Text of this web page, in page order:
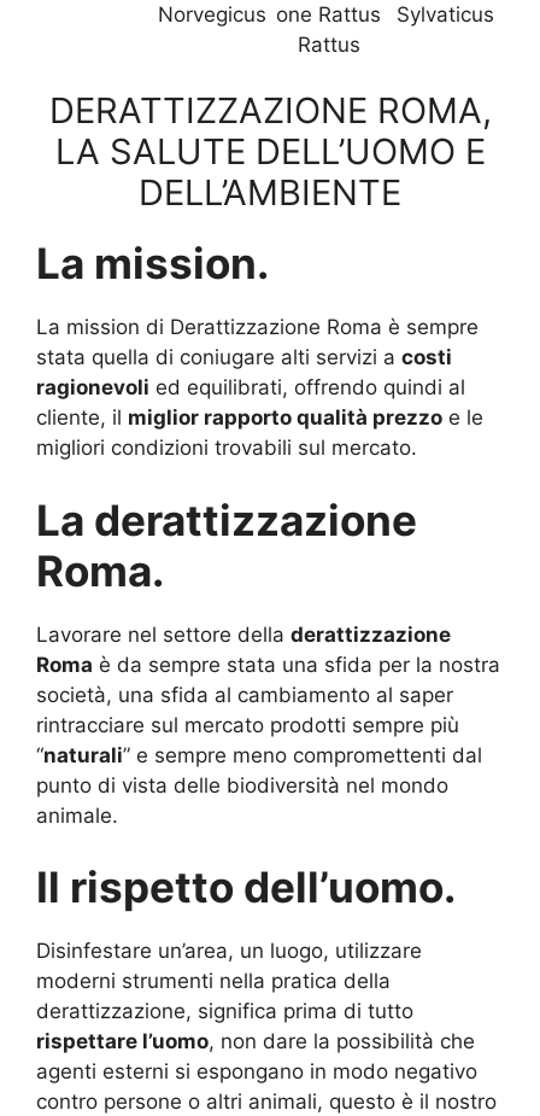
Norvegicus one Rattus
Rattus
Sylvaticus
DERATTIZZAZIONE ROMA,
LA SALUTE DELL’UOMO E
DELL’AMBIENTE
La mission.
La mission di Derattizzazione Roma è sempre
stata quella di coniugare alti servizi a costi
ragionevoli ed equilibrati, offrendo quindi al
cliente, il miglior rapporto qualità prezzo e le
migliori condizioni trovabili sul mercato.
La derattizzazione
Roma.
Lavorare nel settore della derattizzazione
Roma è da sempre stata una sfida per la nostra
società, una sfida al cambiamento al saper
rintracciare sul mercato prodotti sempre più
“naturali” e sempre meno compromettenti dal
punto di vista delle biodiversità nel mondo
animale.
Il rispetto dell’uomo.
Disinfestare un’area, un luogo, utilizzare
moderni strumenti nella pratica della
derattizzazione, significa prima di tutto
rispettare l’uomo, non dare la possibilità che
agenti esterni si espongano in modo negativo
contro persone o altri animali, questo è il nostro